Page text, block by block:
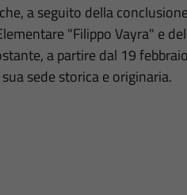
a seguito della
"Filippo Vayra" e
a partire dal 19
sede storica e originaria.